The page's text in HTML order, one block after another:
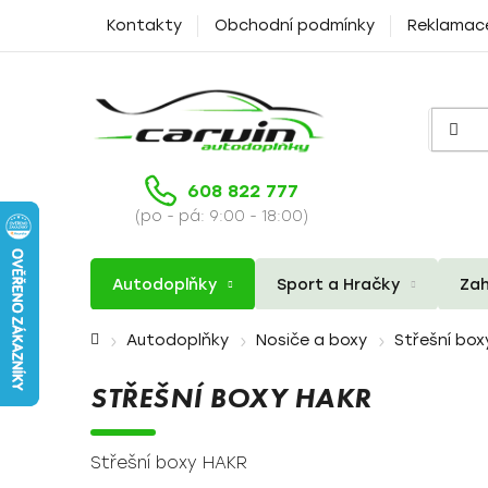
Kontakty Obchodní podmínky
608 822 777
(po - pá: 9:00 - 18:00)
Autodoplňky Sport a Hračky
Domů Autodoplňky Nosiče a boxy Střešní
STŘEŠNÍ BOXY HAKR
Střešní boxy HAKR